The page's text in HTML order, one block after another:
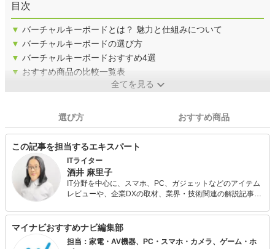
目次
▼ バーチャルキーボードとは？ 魅力と仕組みについて
▼ バーチャルキーボードの選び方
▼ バーチャルキーボードおすすめ4選
▼ おすすめ商品の比較一覧表
全てを見る
選び方 おすすめ商品
この記事を担当するエキスパート
ITライター
酒井 麻里子
IT分野を中心に、スマホ、PC、ガジェットなどのアイテム
レビューや、企業DXの取材、業界・技術関連の解説記事な
グロボットの話題なども発信。テレワーク×メタバースの可
能性を考えるWEBマガジン『Zat's VR』運営。株式会社ウ
レルブン代表。
マイナビおすすめナビ編集部
担当：家電・AV機器、PC・スマホ・カメラ、ゲーム・ホ